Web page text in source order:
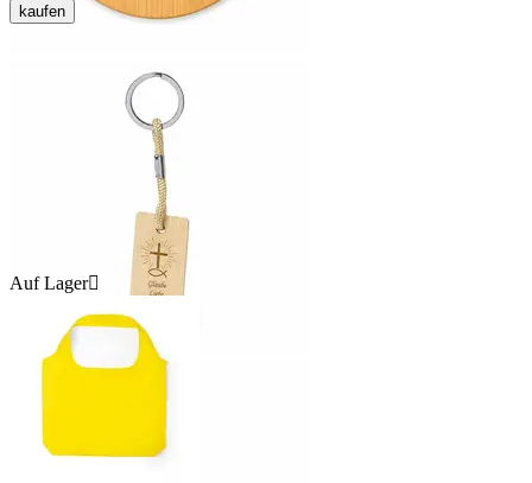
kaufen
Auf Lager